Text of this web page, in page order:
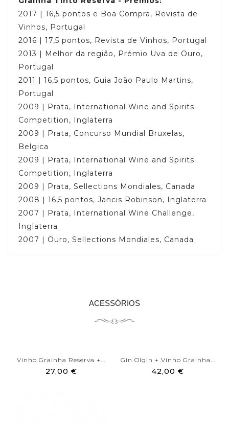
2017 | 16,5 pontos e Boa Compra, Revista de
Vinhos, Portugal
2016 | 17,5 pontos, Revista de Vinhos, Portugal
2013 | Melhor da região, Prémio Uva de Ouro,
Portugal
2011 | 16,5 pontos, Guia João Paulo Martins,
Portugal
2009 | Prata, International Wine and Spirits
Competition, Inglaterra
2009 | Prata, Concurso Mundial Bruxelas,
Belgica
2009 | Prata, International Wine and Spirits
Competition, Inglaterra
2009 | Prata, Sellections Mondiales, Canada
2008 | 16,5 pontos, Jancis Robinson, Inglaterra
2007 | Prata, International Wine Challenge,
Inglaterra
2007 | Ouro, Sellections Mondiales, Canada
ACESSÓRIOS
Vinho Grainha Reserva +...
27,00 €
Gin Olgin + Vinho Grainha...
42,00 €